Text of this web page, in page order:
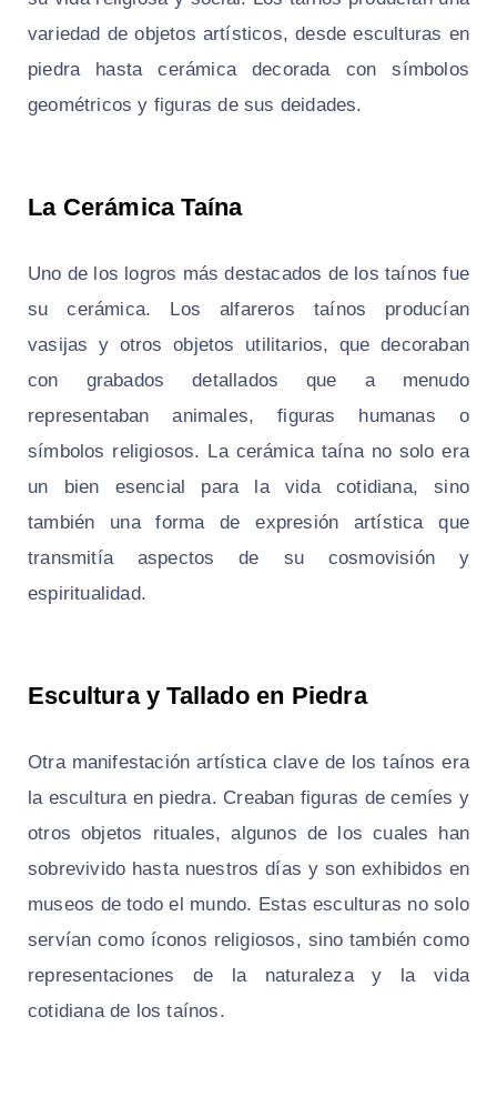
variedad de objetos artísticos, desde esculturas en
piedra hasta cerámica decorada con símbolos
geométricos y figuras de sus deidades.
La Cerámica Taína
Uno de los logros más destacados de los taínos fue
su cerámica. Los alfareros taínos producían
vasijas y otros objetos utilitarios, que decoraban
con grabados detallados que a menudo
representaban animales, figuras humanas o
símbolos religiosos. La cerámica taína no solo era
un bien esencial para la vida cotidiana, sino
también una forma de expresión artística que
transmitía aspectos de su cosmovisión y
espiritualidad.
Escultura y Tallado en Piedra
Otra manifestación artística clave de los taínos era
la escultura en piedra. Creaban figuras de cemíes y
otros objetos rituales, algunos de los cuales han
sobrevivido hasta nuestros días y son exhibidos en
museos de todo el mundo. Estas esculturas no solo
servían como íconos religiosos, sino también como
representaciones de la naturaleza y la vida
cotidiana de los taínos.